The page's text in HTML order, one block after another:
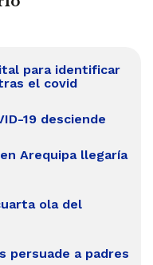
para identificar
el covid
19 desciende
Arequipa llegaría
ola del
persuade a padres